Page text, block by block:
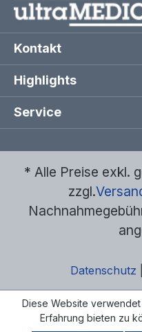
Kontakt
Highlights
Service
* Alle Preise exkl.
zzgl.
Datenschutz
Diese Website
Erfahrung bieten zu